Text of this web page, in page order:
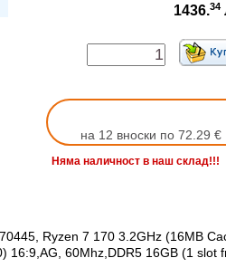
1436.34
на 12 вноски по 72.29 €
Няма наличност в наш склад!!!
Ryzen 7 170 3.2GHz (16MB
16:9,AG, 60Mhz,DDR5 16GB (1 slot